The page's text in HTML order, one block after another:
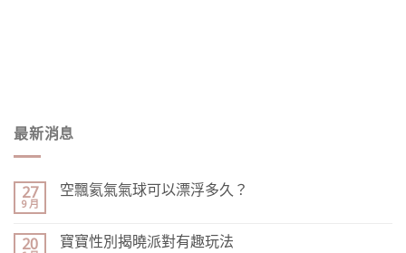
最新消息
27
9 月
空飄氦氣氣球可以漂浮多久？
20 寶寶性別揭曉派對有趣玩法